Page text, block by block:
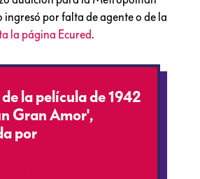
ingresó por falta de agente o de la
la página Ecured.
la película de 1942
Gran Amor',
por